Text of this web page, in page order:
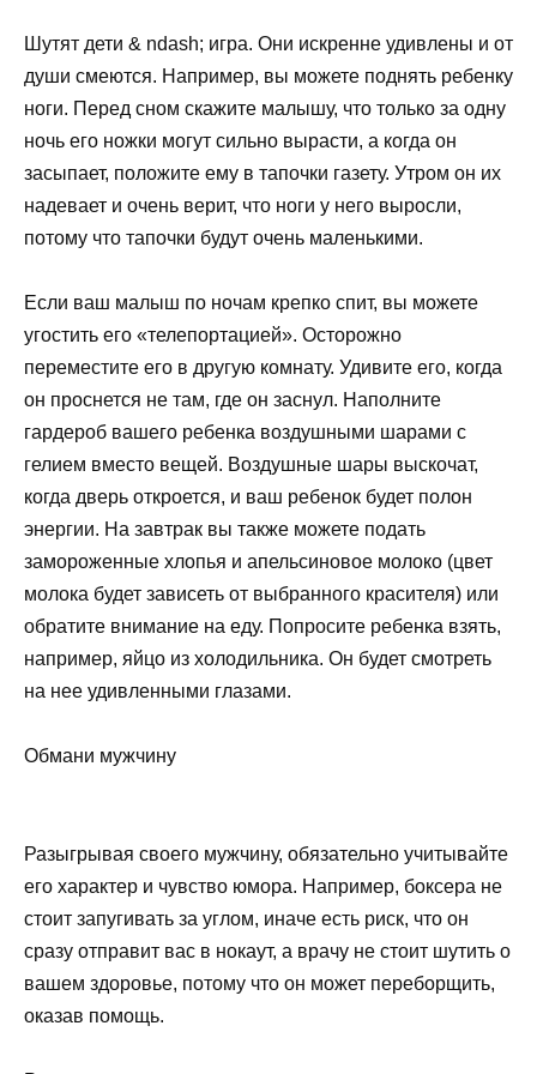
Шутят дети & ndаsh; игра. Они искренне удивлены и от
души смеются. Например, вы можете поднять ребенку
ноги. Перед сном скажите малышу, что только за одну
ночь его ножки могут сильно вырасти, а когда он
засыпает, положите ему в тапочки газету. Утром он их
надевает и очень верит, что ноги у него выросли,
потому что тапочки будут очень маленькими.
Если ваш малыш по ночам крепко спит, вы можете
угостить его «телепортацией». Осторожно
переместите его в другую комнату. Удивите его, когда
он проснется не там, где он заснул. Наполните
гардероб вашего ребенка воздушными шарами с
гелием вместо вещей. Воздушные шары выскочат,
когда дверь откроется, и ваш ребенок будет полон
энергии. На завтрак вы также можете подать
замороженные хлопья и апельсиновое молоко (цвет
молока будет зависеть от выбранного красителя) или
обратите внимание на еду. Попросите ребенка взять,
например, яйцо из холодильника. Он будет смотреть
на нее удивленными глазами.
Обмани мужчину
Разыгрывая своего мужчину, обязательно учитывайте
его характер и чувство юмора. Например, боксера не
стоит запугивать за углом, иначе есть риск, что он
сразу отправит вас в нокаут, а врачу не стоит шутить о
вашем здоровье, потому что он может переборщить,
оказав помощь.